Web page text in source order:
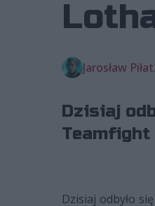
Jarosław Piłat
Dzisiaj
Teamfight
Dzisiaj odbyło